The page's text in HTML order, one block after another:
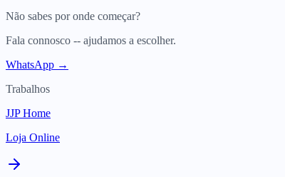
Não sabes por onde começar?
Fala connosco -- ajudamos a escolher.
WhatsApp →
Trabalhos
JJP Home
Loja Online